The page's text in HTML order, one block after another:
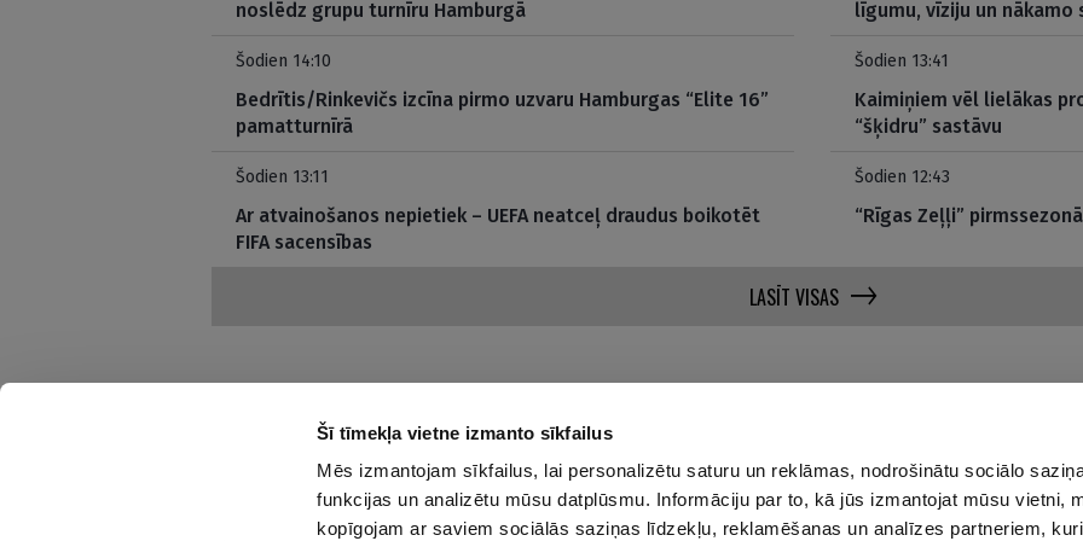
Šī tīmekļa vietne izmanto sīkfailus
Mēs izmantojam sīkfailus, lai personalizētu saturu un reklāmas, nodrošinātu sociālo
funkcijas un analizētu mūsu datplūsmu. Informāciju par to, kā jūs izmantojat mūsu vietni,
kopīgojam ar saviem sociālās saziņas līdzekļu, reklamēšanas un analīzes partneriem,
noslēdz grupu turnīru Hamburgā
līgumu, vīziju un nākamo
Šodien 14:10
Bedrītis/Rinkevičs izcīna pirmo uzvaru Hamburgas “Elite 16”
pamatturnīrā
Šodien 13:41
Kaimiņiem vēl lielākas
“šķidru” sastāvu
Šodien 13:11
Ar atvainošanos nepietiek – UEFA neatceļ draudus boikotēt
FIFA sacensības
Šodien 12:43
“Rīgas Zeļļi”
LASĪT VISAS
Interesanti un saprotami par sportu
Par mums
Reklāmas Parametri